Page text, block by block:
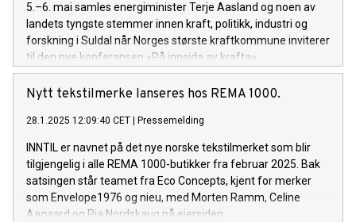
5.–6. mai samles energiminister Terje Aasland og noen av
landets tyngste stemmer innen kraft, politikk, industri og
forskning i Suldal når Norges største kraftkommune inviterer
til den nye konferansen «På innsida av krafta».
Nytt tekstilmerke lanseres hos REMA 1000.
28.1.2025 12:09:40 CET Pressemelding
INNTIL er navnet på det nye norske tekstilmerket som blir
tilgjengelig i alle REMA 1000-butikker fra februar 2025. Bak
satsingen står teamet fra Eco Concepts, kjent for merker
som Envelope1976 og nieu, med Morten Ramm, Celine
Aagaard og Pia Nordskaug på eiersiden.